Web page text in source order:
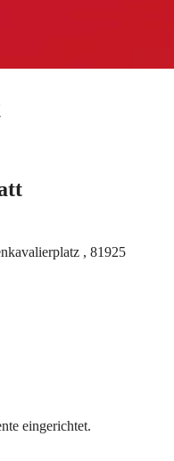
, 81925
eingerichtet.